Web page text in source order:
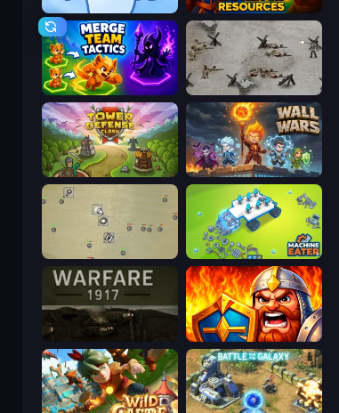
Battle for Resources
Merge Team Tactics Warfare 1944
Tower Defense Clash Wall Wars
Desktop Tower Defense Machine Eater
Warfare 1917 WarLink: Crown & Clash